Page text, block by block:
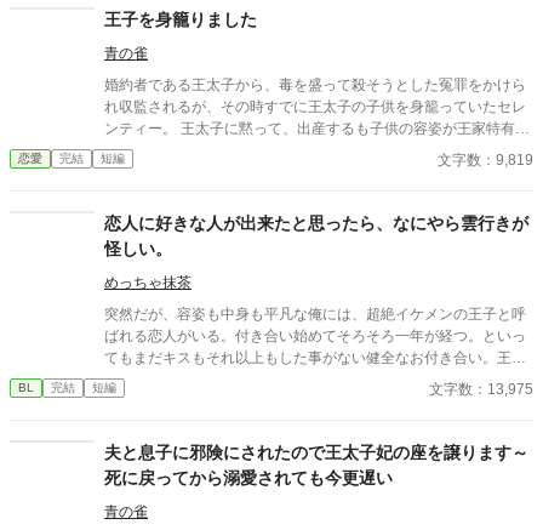
王子を身籠りました
青の雀
婚約者である王太子から、毒を盛って殺そうとした冤罪をかけら
れ収監されるが、その時すでに王太子の子供を身籠っていたセレ
ンティー。 王太子に黙って、出産するも子供の容姿が王家特有の
金髪金眼だった。 再び、王太子が毒を盛られ、死にかけた時、我
が子と対面するが…というお話。
恋愛 完結 短編 文字数：9,819
恋人に好きな人が出来たと思ったら、なにやら雲行きが
怪しい。
めっちゃ抹茶
突然だが、容姿も中身も平凡な俺には、超絶イケメンの王子と呼
ばれる恋人がいる。付き合い始めてそろそろ一年が経つ。といっ
てもまだキスもそれ以上もした事がない健全なお付き合い。王子
は優しいけど意地悪で、いつも俺の心臓を高鳴らせてくる——だ
けどそれだけだ。この前、喧嘩をした。それきり彼と話していな
見つけた王子の側には可憐な女の子。彼女が彼に寄り掛かって二
人がキスをしている。 その瞬間、目の前が真っ黒になった。もう
無理だ。俺がスイッチが切れたようにその場に立ち尽くした、そ
の時だった。前にいる彼から聞いたこともない怒声が俺の耳に届
BL 完結 短編 文字数：13,975
夫と息子に邪険にされたので王太子妃の座を譲ります～
死に戻ってから溺愛されても今更遅い
青の雀